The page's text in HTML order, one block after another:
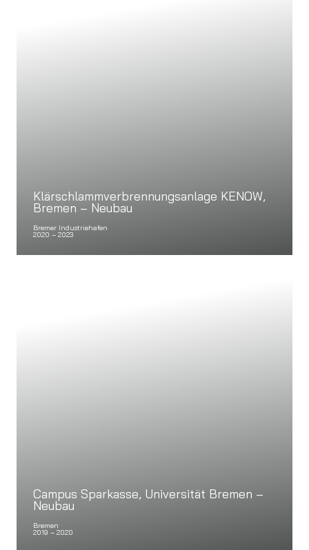
Klärschlammverbrennungsanlage KENOW,
Bremen – Neubau
Bremer Industriehafen
2020 – 2023
Campus Sparkasse, Universität Bremen –
Neubau
Bremen
2019 – 2020